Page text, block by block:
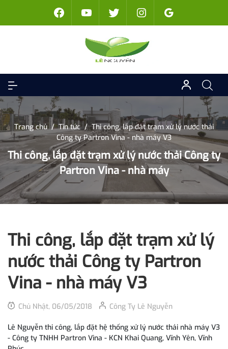
Trang chủ / Tin tức / Thi công, lắp đặt trạm xử lý nước thải
Công ty Partron Vina - nhà máy V3
Thi công, lắp đặt trạm xử lý nước thải Công ty
Partron Vina - nhà máy
Thi công, lắp đặt trạm xử lý
nước thải Công ty Partron
Vina - nhà máy V3
Chủ Nhật, 06/05/2018 Công Ty Lê Nguyễn
Lê Nguyễn thi công, lắp đặt hệ thống xử lý nước thải nhà máy V3
- Công ty TNHH Partron Vina - KCN Khai Quang, Vĩnh Yên, Vĩnh